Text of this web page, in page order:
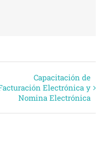
Capacitación de
Electrónica y
Nomina Electrónica